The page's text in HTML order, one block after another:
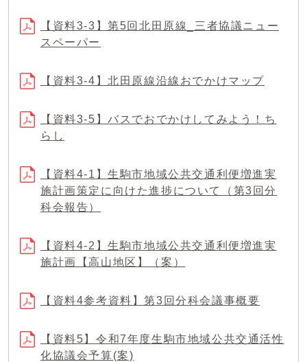
【資料3-3】第5回北田原線_三者協議ニュー
スペーパー
【資料3-4】北田原線沿線おでかけマップ
【資料3-5】バスでおでかけしてみよう！ち
らし
【資料4-1】生駒市地域公共交通利便増進実
施計画策定に向けた進捗について（第3回分
科会報告）
【資料4-2】生駒市地域公共交通利便増進実
施計画【高山地区】（案）
【資料4参考資料】第3回分科会議事概要
【資料5】令和7年度生駒市地域公共交通活性
化協議会予算(案)